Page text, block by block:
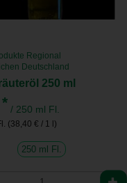
Regional
Deutschland
250 ml
/ 250 ml Fl.
(38,40 € / 1 l)
250 ml Fl.